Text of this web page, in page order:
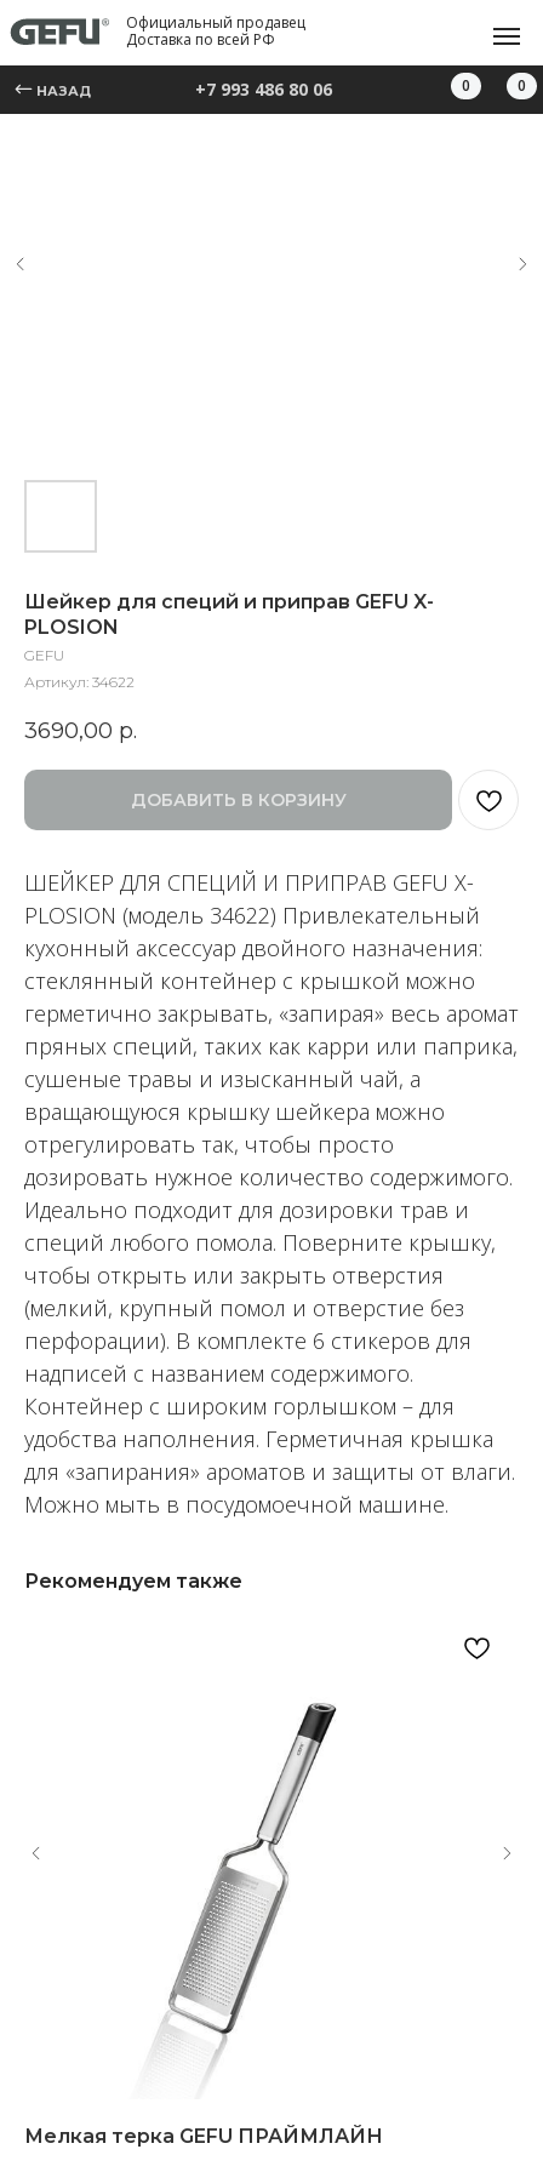
0 0
НАЗАД +7 993 486 80 06
Официальный продавец
Доставка по всей РФ
Шейкер для специй и приправ GEFU X-
PLOSION
GEFU
Артикул: 34622
3690,00 р.
ДОБАВИТЬ В КОРЗИНУ
ШЕЙКЕР ДЛЯ СПЕЦИЙ И ПРИПРАВ GEFU X-
PLOSION (модель 34622) Привлекательный
кухонный аксессуар двойного назначения:
стеклянный контейнер с крышкой можно
герметично закрывать, «запирая» весь аромат
пряных специй, таких как карри или паприка,
сушеные травы и изысканный чай, а
вращающуюся крышку шейкера можно
отрегулировать так, чтобы просто
дозировать нужное количество содержимого.
Идеально подходит для дозировки трав и
специй любого помола. Поверните крышку,
чтобы открыть или закрыть отверстия
(мелкий, крупный помол и отверстие без
перфорации). В комплекте 6 стикеров для
надписей с названием содержимого.
Контейнер с широким горлышком – для
удобства наполнения. Герметичная крышка
для «запирания» ароматов и защиты от влаги.
Можно мыть в посудомоечной машине.
Рекомендуем также
Мелкая терка GEFU ПРАЙМЛАЙН